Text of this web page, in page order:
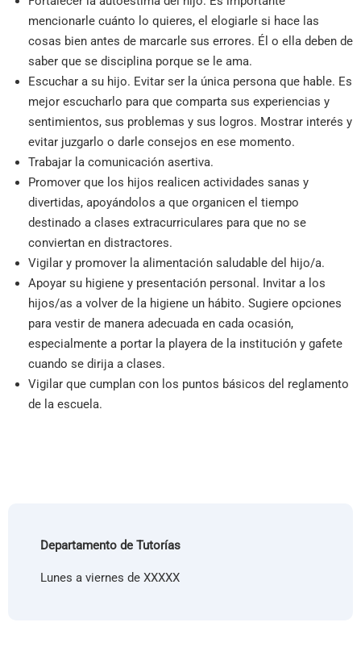
mencionarle cuánto lo quieres, el elogiarle si hace las
cosas bien antes de marcarle sus errores. Él o ella deben de
saber que se disciplina porque se le ama.
Escuchar a su hijo. Evitar ser la única persona que hable. Es
mejor escucharlo para que comparta sus experiencias y
sentimientos, sus problemas y sus logros. Mostrar interés y
evitar juzgarlo o darle consejos en ese momento.
Trabajar la comunicación asertiva.
Promover que los hijos realicen actividades sanas y
divertidas, apoyándolos a que organicen el tiempo
destinado a clases extracurriculares para que no se
conviertan en distractores.
Vigilar y promover la alimentación saludable del hijo/a.
Apoyar su higiene y presentación personal. Invitar a los
hijos/as a volver de la higiene un hábito. Sugiere opciones
para vestir de manera adecuada en cada ocasión,
especialmente a portar la playera de la institución y gafete
cuando se dirija a clases.
Vigilar que cumplan con los puntos básicos del reglamento
de la escuela.
Departamento de Tutorías
Lunes a viernes de XXXXX